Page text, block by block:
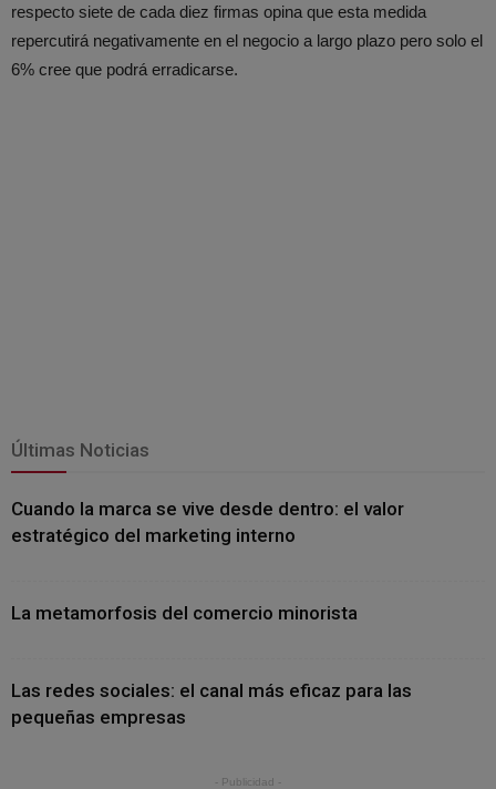
respecto siete de cada diez firmas opina que esta medida
repercutirá negativamente en el negocio a largo plazo pero solo el
6% cree que podrá erradicarse.
Últimas Noticias
Cuando la marca se vive desde dentro: el valor
estratégico del marketing interno
La metamorfosis del comercio minorista
Las redes sociales: el canal más eficaz para las
pequeñas empresas
- Publicidad -